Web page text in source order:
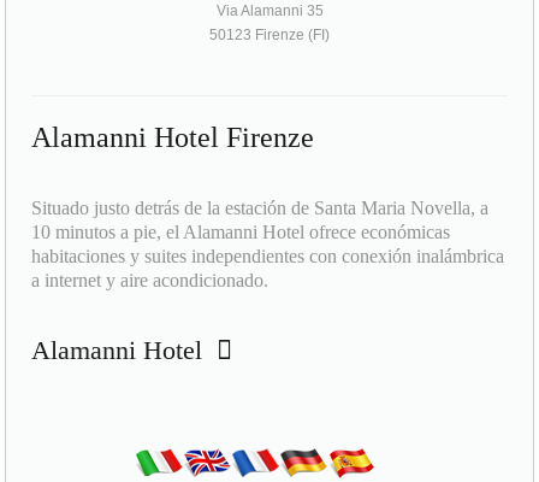
Via Alamanni 35
50123 Firenze (FI)
Alamanni Hotel Firenze
Situado justo detrás de la estación de Santa Maria Novella, a
10 minutos a pie, el Alamanni Hotel ofrece económicas
habitaciones y suites independientes con conexión inalámbrica
a internet y aire acondicionado.
Alamanni Hotel